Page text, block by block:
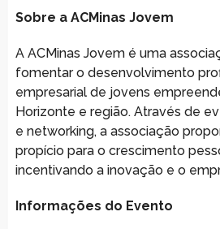
Sobre a ACMinas Jovem
A ACMinas Jovem é uma
fomentar o desenvolvimento
empresarial de jovens
Horizonte e região. Através de
e networking, a associação
propício para o crescimento
incentivando a inovação e o
Informações do Evento